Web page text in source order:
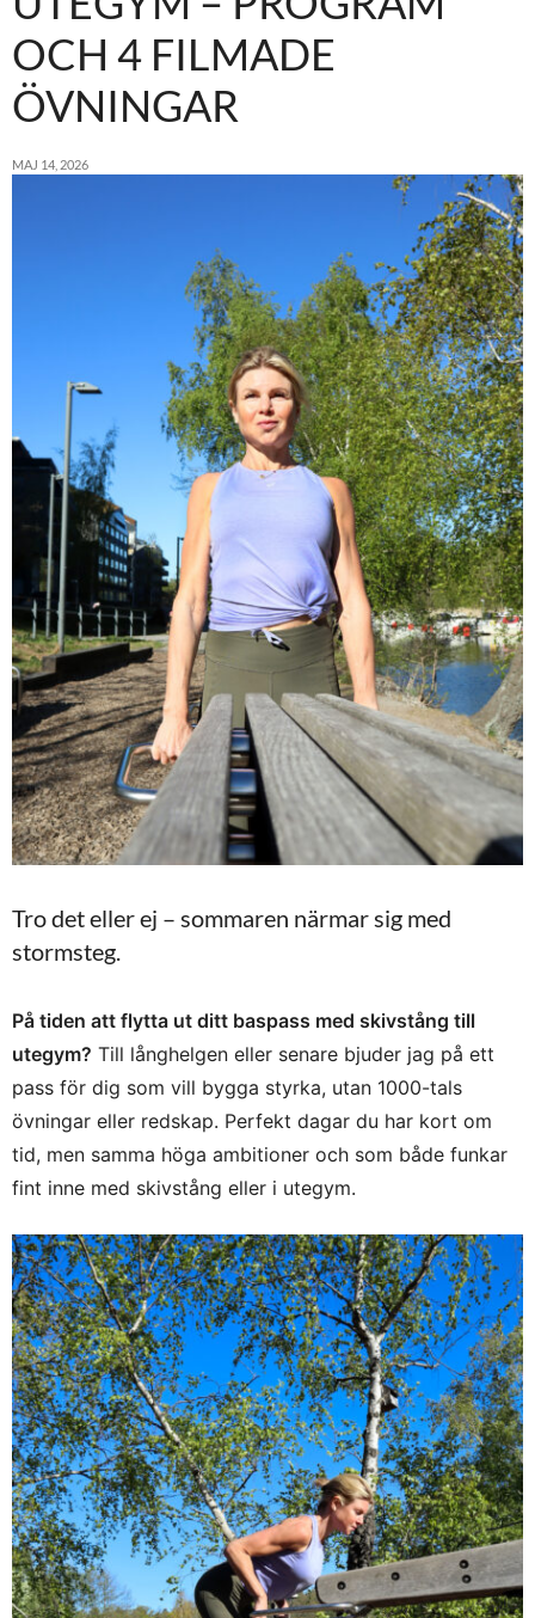
OCH 4 FILMADE
ÖVNINGAR
MAJ 14, 2026
Tro det eller ej – sommaren närmar sig med
stormsteg.
På tiden att flytta ut ditt baspass med skivstång till
utegym? Till långhelgen eller senare bjuder jag på ett
pass för dig som vill bygga styrka, utan 1000-tals
övningar eller redskap. Perfekt dagar du har kort om
tid, men samma höga ambitioner och som både funkar
fint inne med skivstång eller i utegym.